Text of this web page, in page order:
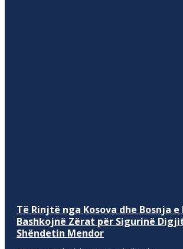
Të Rinjtë nga Kosova dhe Bosnja
Bashkojnë Zërat për Sigurinë
Shëndetin Mendor